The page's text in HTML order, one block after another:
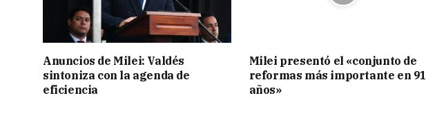
Anuncios de Milei: Valdés
sintoniza con la agenda de
eficiencia
Milei presentó el «conjunto de
reformas más importante en 91
años»